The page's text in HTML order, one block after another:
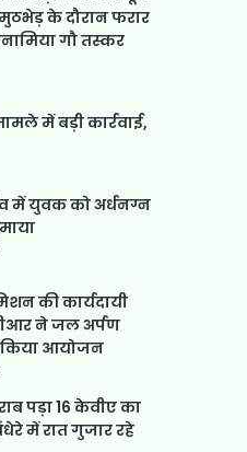
के दौरान फरार
गौ तस्कर
में बड़ी कार्रवाई,
में युवक को अर्धनग्न
की कार्यदायी
ने जल अर्पण
किया आयोजन
पड़ा 16 केवीए का
में रात गुजार रहे